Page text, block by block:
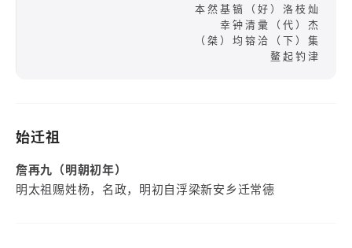
本然基镐（好）洛枝灿
幸钟清彚（代）杰
（桀）均镕洽（下）集
鳌起钓津
始迁祖
詹再九（明朝初年）
明太祖赐姓杨，名政，明初自浮梁新安乡迁常德